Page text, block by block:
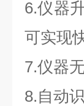
6.仪器
可实现
7.仪器
8.自动